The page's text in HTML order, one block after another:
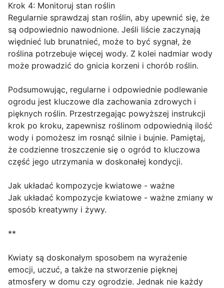
Krok 4: Monitoruj stan roślin
Regularnie sprawdzaj stan roślin, aby upewnić się, że
są odpowiednio nawodnione. Jeśli liście zaczynają
więdnieć lub brunatnieć, może to być sygnał, że
roślina potrzebuje więcej wody. Z kolei nadmiar wody
może prowadzić do gnicia korzeni i chorób roślin.
Podsumowując, regularne i odpowiednie podlewanie
ogrodu jest kluczowe dla zachowania zdrowych i
pięknych roślin. Przestrzegając powyższej instrukcji
krok po kroku, zapewnisz roślinom odpowiednią ilość
wody i pomożesz im rosnąć silnie i bujnie. Pamiętaj,
że codzienne troszczenie się o ogród to kluczowa
część jego utrzymania w doskonałej kondycji.
Jak układać kompozycje kwiatowe - ważne
Jak układać kompozycje kwiatowe - ważne zmiany w
sposób kreatywny i żywy.
**
Kwiaty są doskonałym sposobem na wyrażenie
emocji, uczuć, a także na stworzenie pięknej
atmosfery w domu czy ogrodzie. Jednak nie każdy